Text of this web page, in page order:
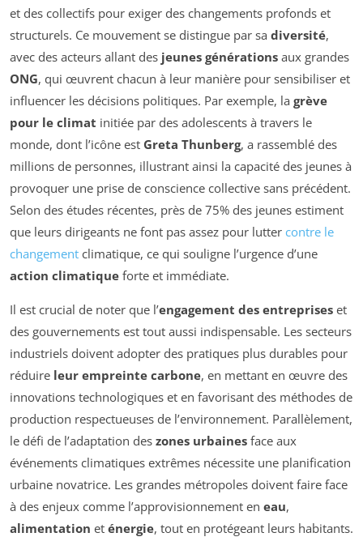
et des collectifs pour exiger des changements profonds et
structurels. Ce mouvement se distingue par sa diversité,
avec des acteurs allant des jeunes générations aux grandes
ONG, qui œuvrent chacun à leur manière pour sensibiliser et
influencer les décisions politiques. Par exemple, la grève
pour le climat initiée par des adolescents à travers le
monde, dont l’icône est Greta Thunberg, a rassemblé des
millions de personnes, illustrant ainsi la capacité des jeunes à
provoquer une prise de conscience collective sans précédent.
Selon des études récentes, près de 75% des jeunes estiment
que leurs dirigeants ne font pas assez pour lutter contre le
changement climatique, ce qui souligne l’urgence d’une
action climatique forte et immédiate.
Il est crucial de noter que l’engagement des entreprises et
des gouvernements est tout aussi indispensable. Les secteurs
industriels doivent adopter des pratiques plus durables pour
réduire leur empreinte carbone, en mettant en œuvre des
innovations technologiques et en favorisant des méthodes de
production respectueuses de l’environnement. Parallèlement,
le défi de l’adaptation des zones urbaines face aux
événements climatiques extrêmes nécessite une planification
urbaine novatrice. Les grandes métropoles doivent faire face
à des enjeux comme l’approvisionnement en eau,
alimentation et énergie, tout en protégeant leurs habitants.